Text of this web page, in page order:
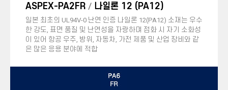
ASPEX-PA2FR / 나일론 12 (PA12)
일본 최초의 UL94V-0 난연 인증 나일론 12(PA12) 소재는 우수
한 강도, 표면 품질 및 난연성을 자랑하며 점화 시 자기 소화성
이 있어 항공 우주, 방위, 자동차, 가전 제품 및 산업 장비와 같
은 많은 응용 분야에 적합